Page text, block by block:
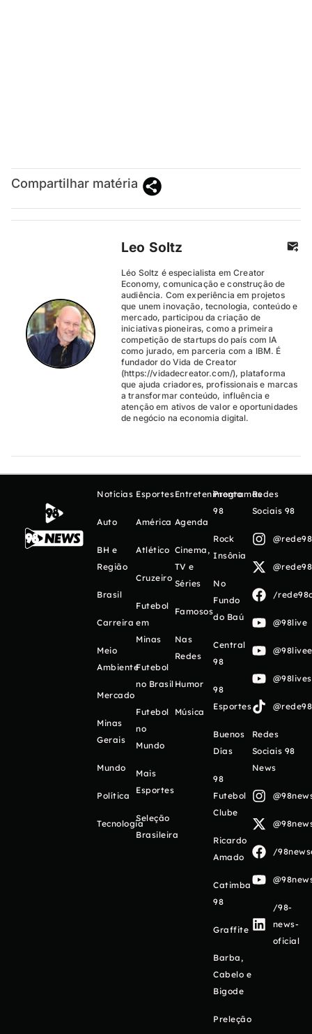
Compartilhar matéria
Leo Soltz
Léo Soltz é especialista em Creator
Economy, comunicação e construção de
audiência. Com experiência em projetos
que unem inovação, tecnologia, conteúdo e
mercado, participou da criação de
iniciativas pioneiras, como a primeira
competição de startups do país com IA
como jurado, em parceria com a IBM. É
fundador do Vida de Creator
(https://vidadecreator.com/), plataforma
que ajuda criadores, profissionais e marcas
a transformar conteúdo, influência e
atenção em ativos de valor e oportunidades
de negócio na economia digital.
Notícias
Auto
BH e
Região
Brasil
Carreira
Meio
Ambiente
Mercado
Minas
Gerais
Mundo
Política
Tecnologia
Esportes
América
Atlético
Cruzeiro
Futebol
em
Minas
Futebol
no Brasil
Futebol
no
Mundo
Mais
Esportes
Seleção
Brasileira
Entretenimento
Agenda
Cinema,
TV e
Séries
Famosos
Nas
Redes
Humor
Música
Programas
98
Rock
Insônia
No
Fundo
do Baú
Central
98
98
Esportes
Buenos
Días
98
Futebol
Clube
Ricardo
Amado
Catimba
98
Graffite
Barba,
Cabelo e
Bigode
Preleção
Redes
Sociais 98
/
@98live
Redes
Sociais 98
News
/
/98-
news-
oficial